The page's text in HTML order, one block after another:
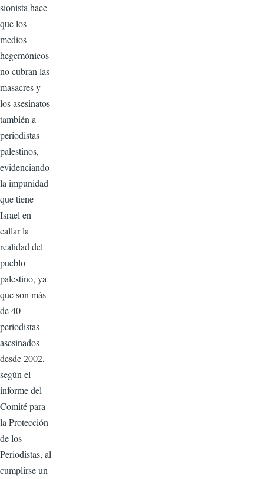
sionista hace
que los
medios
hegemónicos
no cubran las
masacres y
los asesinatos
también a
periodistas
palestinos,
evidenciando
la impunidad
que tiene
Israel en
callar la
realidad del
pueblo
palestino, ya
que son más
de 40
periodistas
asesinados
desde 2002,
según el
informe del
Comité para
la Protección
de los
Periodistas, al
cumplirse un